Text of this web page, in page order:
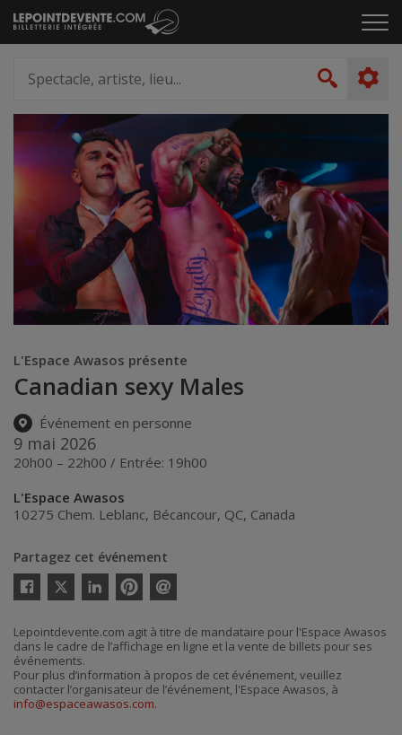
Passer
au
le
artiste,
lieu...
L'Espace Awasos présente
Canadian sexy Males
Événement en personne
9 mai 2026
20h00 – 22h00 / Entrée: 19h00
L'Espace Awasos
10275 Chem. Leblanc, Bécancour, QC, Canada
Partagez cet événement
Twitter
courriel
Lepointdevente.com agit à titre de mandataire pour l'Espace Awasos
dans le cadre de l’affichage en ligne et la vente de billets pour ses
événements.
Pour plus d’information à propos de cet événement, veuillez
contacter l’organisateur de l’événement, l'Espace Awasos, à
info@espaceawasos.com.